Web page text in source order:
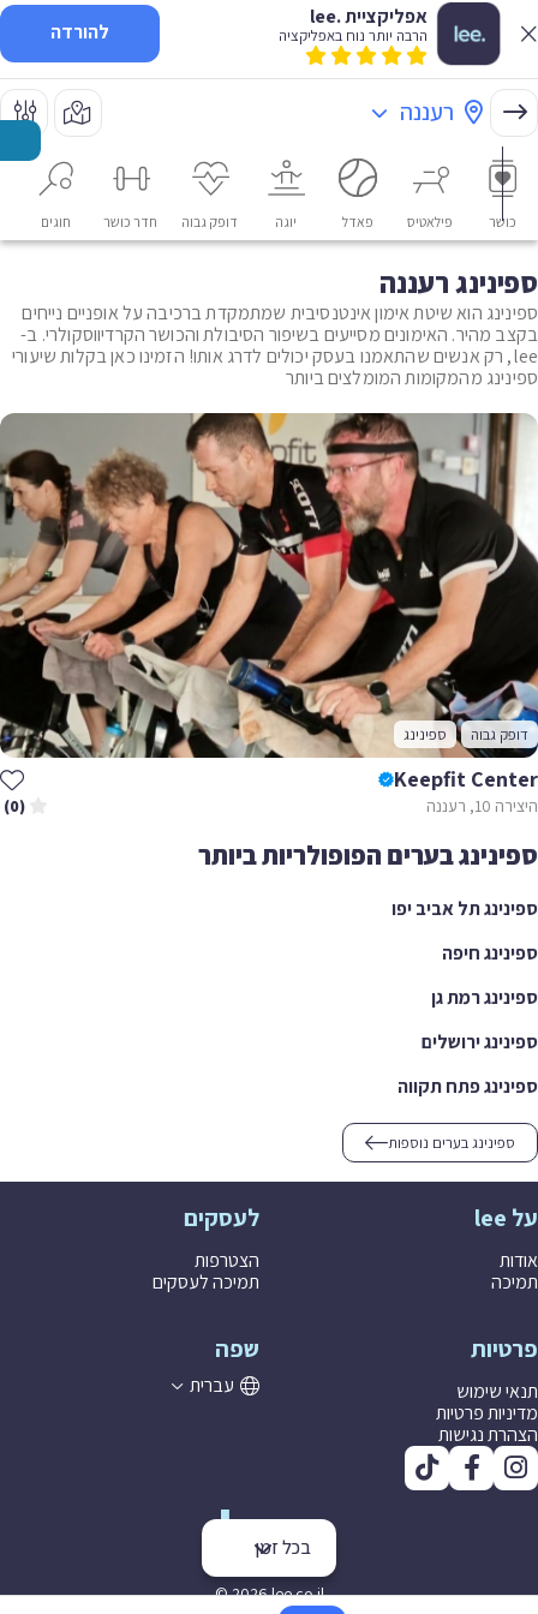
אפליקציית .lee
הרבה יותר נוח באפליקציה להורדה
רעננה
כושר פילאטיס פאדל יוגה דופק גבוה חדר כושר חוגים
ספינינג רעננה
ספינינג הוא שיטת אימון אינטנסיבית שמתמקדת ברכיבה על אופניים נייחים
בקצב מהיר. האימונים מסייעים בשיפור הסיבולת והכושר הקרדיווסקולרי. ב-
lee, רק אנשים שהתאמנו בעסק יכולים לדרג אותו! הזמינו כאן בקלות שיעורי
ספינינג מהמקומות המומלצים ביותר
דופק גבוה ספינינג
Keepfit Center
היצירה 10, רעננה (0)
בכל זמן
ספינינג בערים הפופולריות ביותר
ספינינג תל אביב יפו
ספינינג חיפה
ספינינג רמת גן
ספינינג ירושלים
ספינינג פתח תקווה
ספינינג בערים נוספות
על lee
אודות
תמיכה
לעסקים
הצטרפות
תמיכה לעסקים
פרטיות
תנאי שימוש
מדיניות פרטיות
הצהרת נגישות
שפה
עברית
© 2026 lee co il